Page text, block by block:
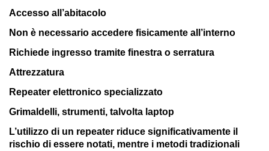
Accesso all’abitacolo
Non è necessario accedere fisicamente all’interno
Richiede ingresso tramite finestra o serratura
Attrezzatura
Repeater elettronico specializzato
Grimaldelli, strumenti, talvolta laptop
L’utilizzo di un repeater riduce significativamente il
rischio di essere notati, mentre i metodi tradizionali